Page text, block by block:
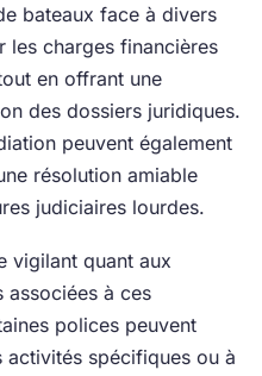
bateaux face à divers
les charges financières
en offrant une
des dossiers juridiques.
peuvent également
résolution amiable
judiciaires lourdes.
vigilant quant aux
associées à ces
polices peuvent
spécifiques ou à